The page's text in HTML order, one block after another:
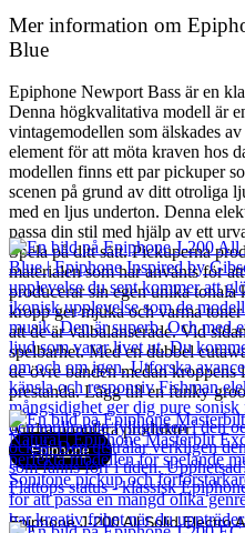
Mer information om
Blue
Epiphone Newport Bass är en
Denna högkvalitativa modell är
vintagemodellen som älskades
element för att möta kraven hos
modellen finns ett par pickuper
scenen på grund av ditt otroliga
med en ljus underton. Denna
passa din stil med hjälp av ett
Spela på ditt sätt. Pickuperna
materialen som har använts för
producerar sin egen unika
kropp ger mjuka och varma
att de är välbalanserade. Vid
spelbarhet. Med en dubbel
de övre banden medan
prestanda. Lägg till en funky
Andra populära produkter
Epiphone
Epiphone J-200 All Solid Electro